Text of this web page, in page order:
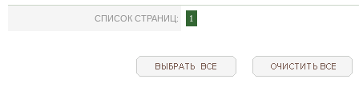
СПИСОК СТРАНИЦ: 1